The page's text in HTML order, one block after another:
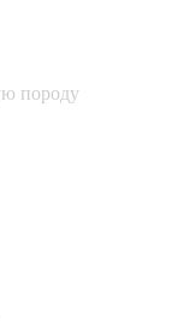
породу